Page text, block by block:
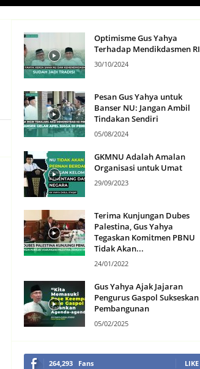
Optimisme Gus Yahya
Terhadap Mendikdasmen RI
30/10/2024
Pesan Gus Yahya untuk
Banser NU: Jangan Ambil
Tindakan Sendiri
05/08/2024
GKMNU Adalah Amalan
Organisasi untuk Umat
29/09/2023
Terima Kunjungan Dubes
Palestina, Gus Yahya
Tegaskan Komitmen PBNU
Tidak Akan...
24/01/2022
Gus Yahya Ajak Jajaran
Pengurus Gaspol Sukseskan
Pembangunan
05/02/2025
264,293 Fans LIKE